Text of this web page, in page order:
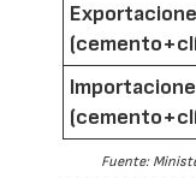
Fuente: